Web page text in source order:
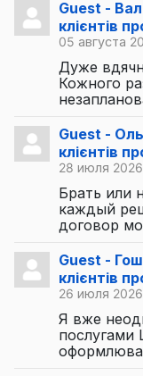
Guest -
клієнтів
05 августа
Дуже
Кожного
Guest -
клієнтів
28 июля 2026
Брать или
каждый
договор
Guest -
клієнтів
26 июля 2026
Я вже
послугами